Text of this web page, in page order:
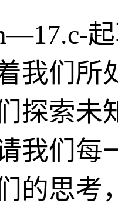
我们所
探索未
我们每
的思考